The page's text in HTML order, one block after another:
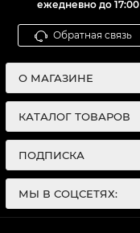
ежедневно до 17:00
Обратная связь
О МАГАЗИНЕ
КАТАЛОГ ТОВАРОВ
ПОДПИСКА
МЫ В СОЦСЕТЯХ: